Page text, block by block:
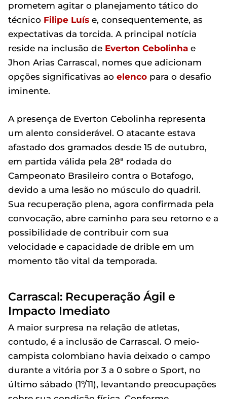
prometem agitar o planejamento tático do
técnico Filipe Luís e, consequentemente, as
expectativas da torcida. A principal notícia
reside na inclusão de Everton Cebolinha e
Jhon Arias Carrascal, nomes que adicionam
opções significativas ao elenco para o desafio
iminente.
A presença de Everton Cebolinha representa
um alento considerável. O atacante estava
afastado dos gramados desde 15 de outubro,
em partida válida pela 28ª rodada do
Campeonato Brasileiro contra o Botafogo,
devido a uma lesão no músculo do quadril.
Sua recuperação plena, agora confirmada pela
convocação, abre caminho para seu retorno e a
possibilidade de contribuir com sua
velocidade e capacidade de drible em um
momento tão vital da temporada.
Carrascal: Recuperação Ágil e
Impacto Imediato
A maior surpresa na relação de atletas,
contudo, é a inclusão de Carrascal. O meio-
campista colombiano havia deixado o campo
durante a vitória por 3 a 0 sobre o Sport, no
último sábado (1º/11), levantando preocupações